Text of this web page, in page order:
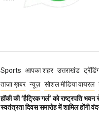
Sports आपका शहर उत्तराखंड
ताज़ा ख़बर न्यूज़ सोशल मीडिया वायरल
हॉकी की ‘हैट्रिक गर्ल’ को राष्ट्रपति
स्वतंत्रता दिवस समारोह में शामिल होंगी